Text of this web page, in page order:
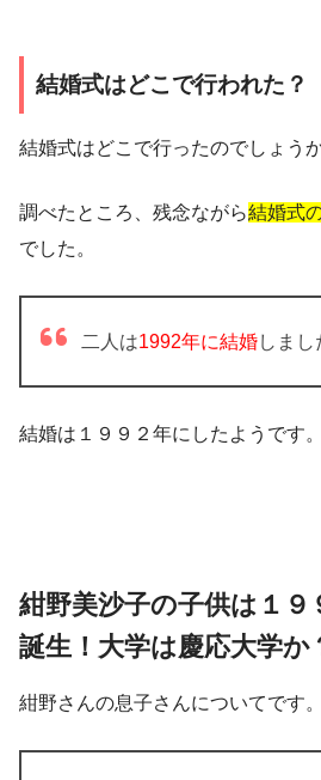
結婚式はどこで行われた？
結婚式はどこで行ったのでしょうか
調べたところ、残念ながら結婚式
でした。
二人は1992年に結婚しまし
結婚は１９９２年にしたようです。
紺野美沙子の子供は１９
誕生！大学は慶応大学か
紺野さんの息子さんについてです。